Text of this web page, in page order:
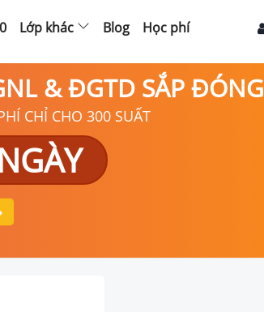
Lớp khác Blog Học phí
& ĐGTD SẮP ĐÓNG
CHỈ CHO 300 SUẤT